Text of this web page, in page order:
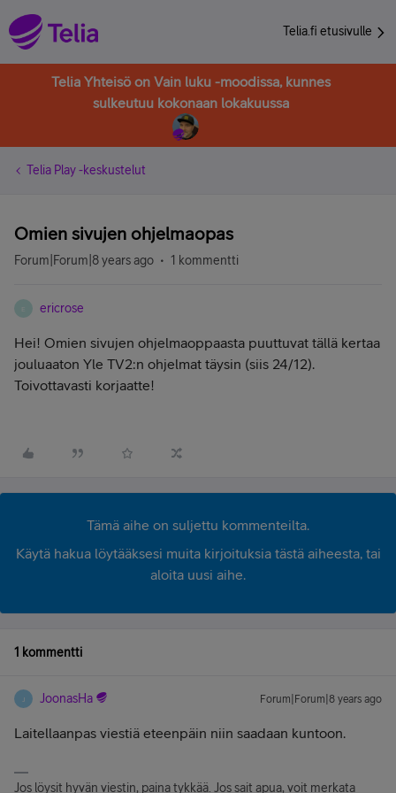
Telia.fi etusivulle
Telia Yhteisö on Vain luku -moodissa, kunnes
sulkeutuu kokonaan lokakuussa
Telia Play -keskustelut
Omien sivujen ohjelmaopas
Forum|Forum|8 years ago 1 kommentti
ericrose
Hei! Omien sivujen ohjelmaoppaasta puuttuvat tällä kertaa
jouluaaton Yle TV2:n ohjelmat täysin (siis 24/12).
Toivottavasti korjaatte!
Tämä aihe on suljettu kommenteilta.
Käytä hakua löytääksesi muita kirjoituksia tästä aiheesta, tai
aloita uusi aihe.
1 kommentti
J JoonasHa Forum|Forum|8 years ago
Laitellaanpas viestiä eteenpäin niin saadaan kuntoon.
Jos löysit hyvän viestin, paina tykkää. Jos sait apua, voit merkata